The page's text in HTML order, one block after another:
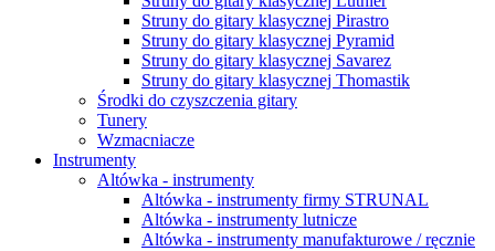
Struny do gitary klasycznej Pirastro
Struny do gitary klasycznej Pyramid
Struny do gitary klasycznej Savarez
Struny do gitary klasycznej Thomastik
Środki do czyszczenia gitary
Tunery
Wzmacniacze
Instrumenty
Altówka - instrumenty
Altówka - instrumenty firmy STRUNAL
Altówka - instrumenty lutnicze
Altówka - instrumenty manufakturowe / ręcznie